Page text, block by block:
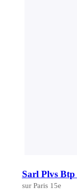
Sarl Plvs Btp
sur Paris 15e